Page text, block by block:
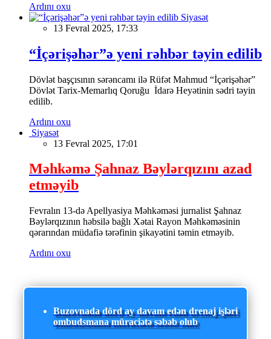
Ardını oxu
Siyasət
13 Fevral 2025, 17:33
“İçərişəhər”ə yeni rəhbər təyin edilib
Dövlət başçısının sərəncamı ilə Rüfət Mahmud “İçərişəhər”
Dövlət Tarix-Memarlıq Qoruğu İdarə Heyətinin sədri təyin
edilib.
Ardını oxu
Siyasət
13 Fevral 2025, 17:01
Məhkəmə Şahnaz Bəylərqızını azad
etməyib
Fevralın 13-də Apellyasiya Məhkəməsi jurnalist Şahnaz
Bəylərqızının həbsilə bağlı Xətai Rayon Məhkəməsinin
qərarından müdafiə tərəfinin şikayətini təmin etməyib.
Ardını oxu
Buzovnada dörd ay davam edən drenaj işləri
ombudsmana müraciətə səbəb olub